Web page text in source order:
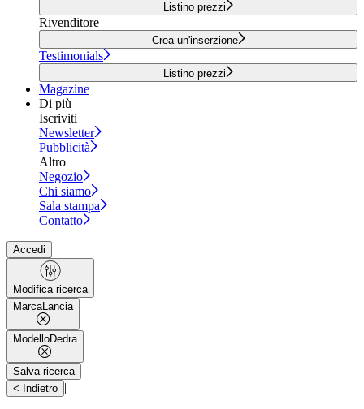
Listino prezzi
Rivenditore
Crea un'inserzione
Testimonials
Listino prezzi
Magazine
Di più
Iscriviti
Newsletter
Pubblicità
Altro
Negozio
Chi siamo
Sala stampa
Contatto
Accedi
Modifica ricerca
MarcaLancia
ModelloDedra
Salva ricerca
< Indietro |